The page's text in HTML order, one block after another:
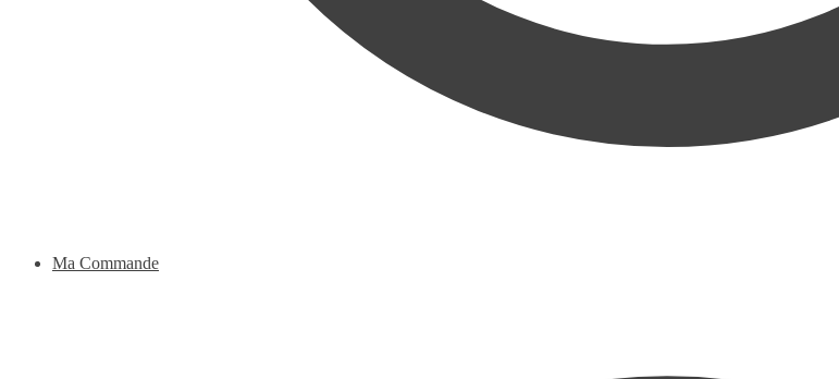
Ma Commande